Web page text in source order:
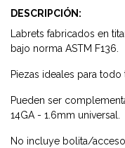
DESCRIPCIÓN:
Labrets fabricados en
bajo norma ASTM F136.
Piezas ideales para
Pueden ser
14GA - 1.6mm universal.
No incluye bolita/